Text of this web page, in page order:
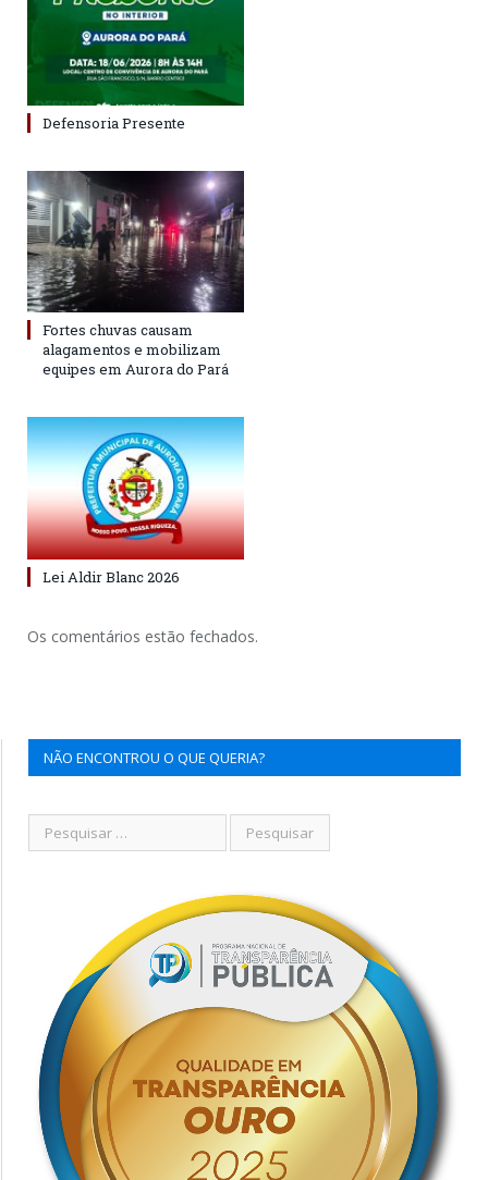
Defensoria Presente
Fortes chuvas causam
alagamentos e mobilizam
equipes em Aurora do Pará
Lei Aldir Blanc 2026
Os comentários estão fechados.
NÃO ENCONTROU O QUE QUERIA?